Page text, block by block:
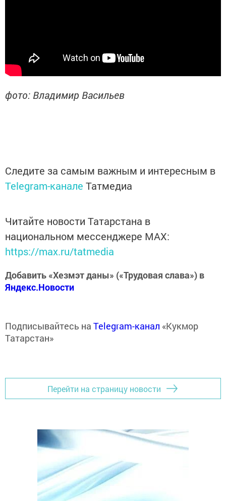
фото: Владимир Васильев
Следите за самым важным и интересным в
Telegram-канале Татмедиа
Читайте новости Татарстана в
национальном мессенджере MАХ:
https://max.ru/tatmedia
Добавить «Хезмэт даны» («Трудовая слава») в
Яндекс.Новости
Подписывайтесь на Telegram-канал «Кукмор
Татарстан»
Перейти на страницу новости